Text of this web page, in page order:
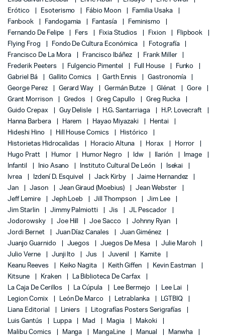
Erótico
Esoterismo Fábio Moon
Familia Usaka
Fanbook
Fandogamia Fantasía
Feminismo
Fernando De Felipe
Fers Fixia Studios Fixion
Flipbook
Flying Frog
Fondo De Cultura Económica
Fotografía
Francisco De La Mora
Francisco Ibáñez
Frank Miller
Frederik Peeters
Fulgencio Pimentel Full House
Funko
Gabriel Bá
Gallito Comics Garth Ennis
Gastronomía
George Perez
Gerard Way Germán Butze Glénat
Gore
Grant Morrison
Gredos Greg Capullo
Greg Rucka
Guido Crepax
Guy Delisle H.G. Santarriaga
H.P. Lovecraft
Hanna Barbera
Harem Hayao Miyazaki
Hentai
Hideshi Hino
Hill House Comics
Histórico
Historietas Hidrocalidas
Horacio Altuna Horax
Horror
Hugo Pratt
Humor Humor Negro Idw Ilarión
Image
Infantil
Inio Asano Instituto Cultural De León
Isekai
Ivrea
Izdení D. Esquivel Jack Kirby
Jaime Hernandez
Jan
Jason Jean Giraud (Moebius)
Jean Webster
Jeff Lemire
Jeph Loeb Jill Thompson
Jim Lee
Jim Starlin
Jimmy Palmiotti Jis
JL Pescador
Jodorowsky
Joe Hill Joe Sacco
Johnny Ryan
Jordi Bernet
Juan Díaz Canales
Juan Giménez
Juanjo Guarnido
Juegos Juegos De Mesa
Julie Maroh
Julio Verne
Junji Ito Jus Juvenil
Kamite
Keanu Reeves
Keiko Nagita Keith Giffen
Kevin Eastman
Kitsune
Kraken
La Biblioteca De Carfax
La Caja De Cerillos
La Cúpula Lee Bermejo
Lee Lai
Legion Comix
León De Marco Letrablanka
LGTBIQ
Liana Editorial
Liniers
Litografías Posters Serigrafías
Luis Gantús
Luppa Mad Magia
Makoki
Malibu Comics
Manga MangaLine Manual
Manwha